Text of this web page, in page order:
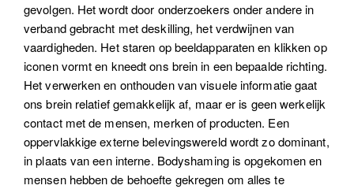
gevolgen. Het wordt door onderzoekers onder andere in
verband gebracht met deskilling, het verdwijnen van
vaardigheden. Het staren op beeldapparaten en klikken op
iconen vormt en kneedt ons brein in een bepaalde richting.
Het verwerken en onthouden van visuele informatie gaat
ons brein relatief gemakkelijk af, maar er is geen werkelijk
contact met de mensen, merken of producten. Een
oppervlakkige externe belevingswereld wordt zo dominant,
in plaats van een interne. Bodyshaming is opgekomen en
mensen hebben de behoefte gekregen om alles te